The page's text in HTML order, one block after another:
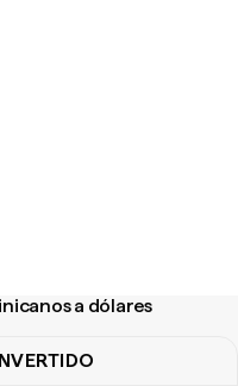
a dólares